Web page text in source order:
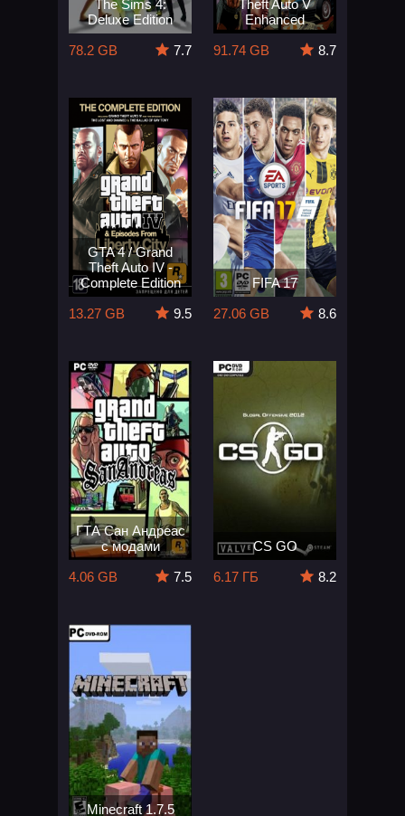
The Sims 4:
Deluxe Edition
78.2 GB
7.7
Theft Auto V
Enhanced
91.74 GB
8.7
GTA 4 / Grand
Theft Auto IV -
Complete Edition
13.27 GB
9.5
FIFA 17
27.06 GB
8.6
ГТА Сан Андреас
с модами
4.06 GB
7.5
CS GO
6.17 ГБ
8.2
Minecraft 1.7.5